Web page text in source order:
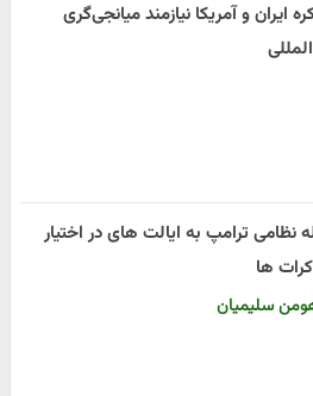
ایران و آمریکا نیازمند میانجی‌گری
نظامی ترامپ به ایالت های در اختیار
ها
سلیمیان